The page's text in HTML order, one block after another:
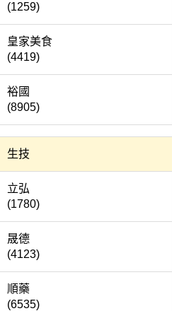
(1259)
皇家美食
(4419)
裕國
(8905)
生技
立弘
(1780)
晟德
(4123)
順藥
(6535)